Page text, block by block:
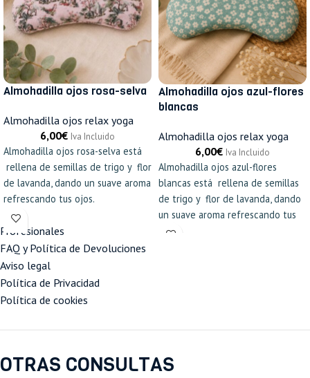
Almohadilla ojos rosa-selva
Almohadilla ojos relax yoga
6,00€ Iva Incluido
Almohadilla ojos rosa-selva está
rellena de semillas de trigo y flor
de lavanda, dando un suave aroma
refrescando tus ojos.
Almohadilla ojos azul-flores
blancas
Almohadilla ojos relax yoga
6,00€ Iva Incluido
Almohadilla ojos azul-flores
blancas está rellena de semillas
de trigo y flor de lavanda, dando
un suave aroma refrescando tus
ojos.
Profesionales
FAQ y Política de Devoluciones
Aviso legal
Política de Privacidad
Política de cookies
OTRAS CONSULTAS